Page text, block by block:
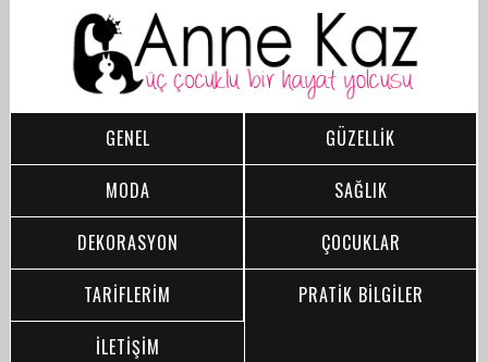
GENEL
GÜZELLİK
MODA
SAĞLIK
DEKORASYON
ÇOCUKLAR
TARİFLERİM
PRATİK BİLGİLER
İLETİŞİM